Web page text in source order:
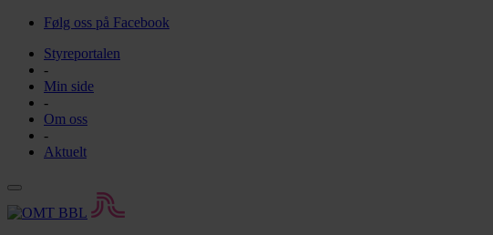
Følg oss på Facebook
Styreportalen
-
Min side
-
Om oss
-
Aktuelt